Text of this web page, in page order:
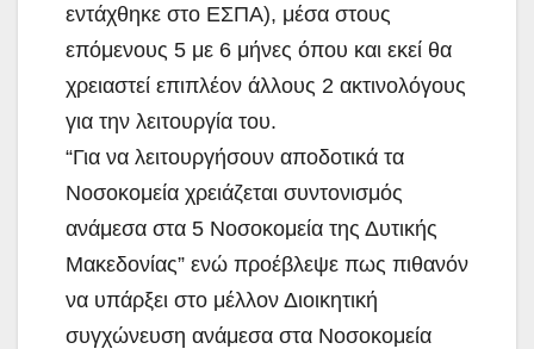
εντάχθηκε στο ΕΣΠΑ), μέσα στους
επόμενους 5 με 6 μήνες όπου και εκεί θα
χρειαστεί επιπλέον άλλους 2 ακτινολόγους
για την λειτουργία του.
“Για να λειτουργήσουν αποδοτικά τα
Νοσοκομεία χρειάζεται συντονισμός
ανάμεσα στα 5 Νοσοκομεία της Δυτικής
Μακεδονίας” ενώ προέβλεψε πως πιθανόν
να υπάρξει στο μέλλον Διοικητική
συγχώνευση ανάμεσα στα Νοσοκομεία